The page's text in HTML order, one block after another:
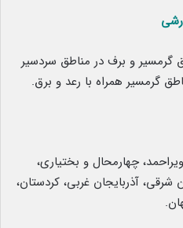
گرمسیر و برف در مناطق سردسیر
گرمسیر همراه با رعد و برق.
و بویراحمد، چهارمحال و بختیاری،
شرقی، آذربایجان غربی، کردستان،